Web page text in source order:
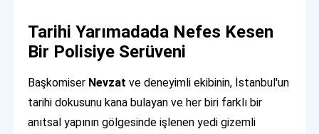
Tarihi Yarımadada Nefes Kesen
Bir Polisiye Serüveni
Başkomiser Nevzat ve deneyimli ekibinin, İstanbul'un
tarihi dokusunu kana bulayan ve her biri farklı bir
anıtsal yapının gölgesinde işlenen yedi gizemli